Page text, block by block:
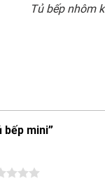
Tủ bếp nhôm
bếp mini”